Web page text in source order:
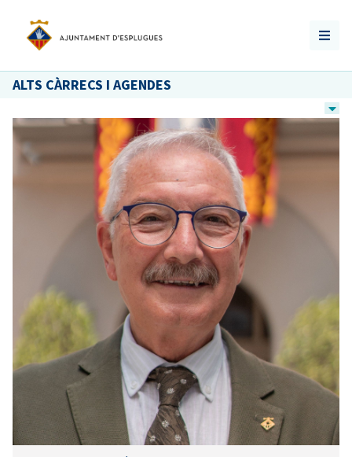
ALTS CÀRRECS I AGENDES